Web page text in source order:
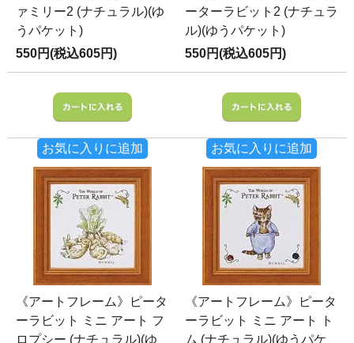
ァミリー2 (ナチュラル)(ゆ
うパケット)
550円(税込605円)
お気に入りに追加
ーターラビット2 (ナチュラ
ル)(ゆうパケット)
550円(税込605円)
お気に入りに追加
《アートフレーム》ピータ
ーラビット ミニ アート フ
ロプシー (ナチュラル)(ゆ
《アートフレーム》ピータ
ーラビット ミニ アート ト
ム (ナチュラル)(ゆうパケ